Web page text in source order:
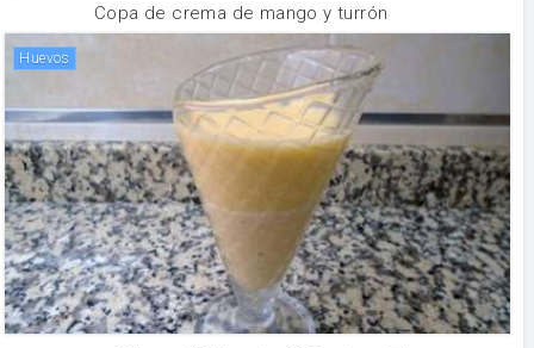
Copa de crema de mango y turrón
huevos